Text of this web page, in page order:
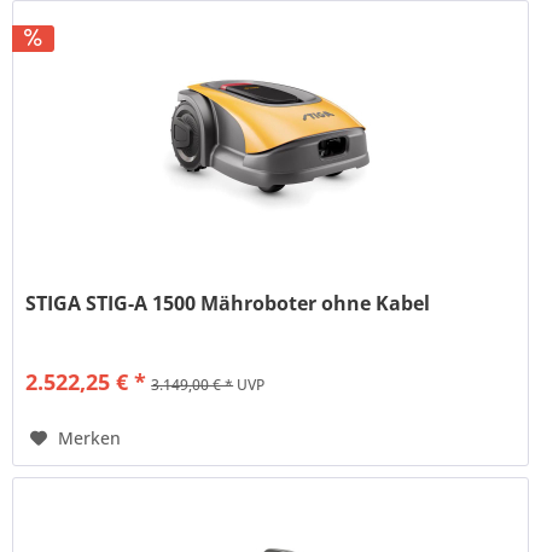
STIGA STIG-A 1500 Mähroboter ohne Kabel
2.522,25 € * 3.149,00 € *UVP
Merken